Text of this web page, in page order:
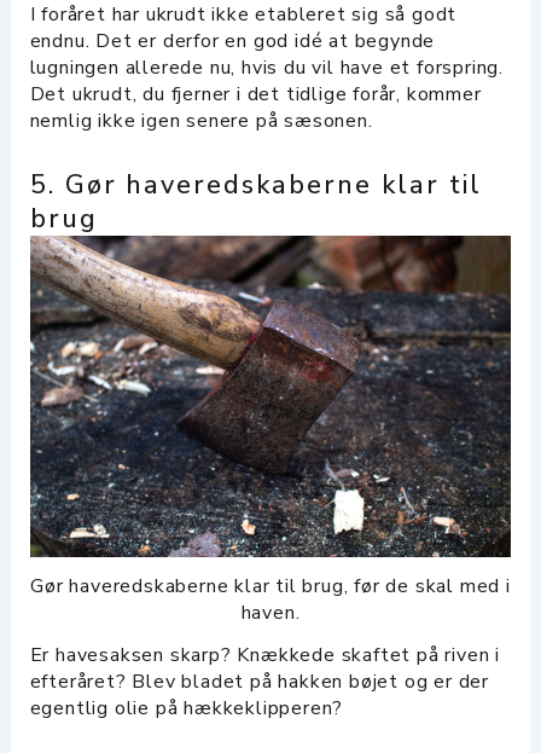
I foråret har ukrudt ikke etableret sig så godt
endnu. Det er derfor en god idé at begynde
lugningen allerede nu, hvis du vil have et forspring.
Det ukrudt, du fjerner i det tidlige forår, kommer
nemlig ikke igen senere på sæsonen.
5. Gør haveredskaberne klar til
brug
Gør haveredskaberne klar til brug, før de skal med i
haven.
Er havesaksen skarp? Knækkede skaftet på riven i
efteråret? Blev bladet på hakken bøjet og er der
egentlig olie på hækkeklipperen?